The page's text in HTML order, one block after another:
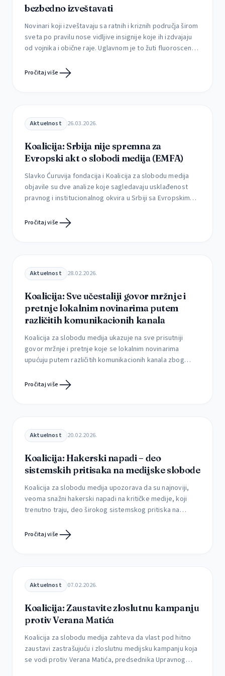
bezbedno izveštavati
Novinari koji izveštavaju sa ratnih i kriznih područja širom
sveta po pravilu nose vidljive insignije koje ih izdvajaju
od vojnika i obične raje. Uglavnom je to žuti fluoroscentni
Meseca. Smišljeno je to da bi se novinari zaštitili, kako ih
Pročitaj više
Aktuelnost 26.03.2026.
Koalicija: Srbija nije spremna za
Evropski akt o slobodi medija (EMFA)
Slavko Ćuruvija fondacija i Koalicija za slobodu medija
objavile su dve analize koje sagledavaju usklađenost
pravnog i institucionalnog okvira u Srbiji sa Evropskim
njegove implementacije u postojećim okolnostima.
Pročitaj više
Aktuelnost 28.02.2026.
Koalicija: Sve učestaliji govor mržnje i
pretnje lokalnim novinarima putem
različitih komunikacionih kanala
Koalicija za slobodu medija ukazuje na sve prisutniji
govor mržnje i pretnje koje se lokalnim novinarima
upućuju putem različitih komunikacionih kanala zbog
Najnoviji primer pretnji upućen redakciji Jugpressa iz
[…]
Pročitaj više
Aktuelnost 20.02.2026.
Koalicija: Hakerski napadi – deo
sistemskih pritisaka na medijske slobode
Koalicija za slobodu medija upozorava da su najnoviji,
veoma snažni hakerski napadi na kritičke medije, koji
trenutno traju, deo širokog sistemskog pritiska na
Radar, Južne vesti, Glas Šumadije, Pressek, Vranje news,
Pročitaj više
Aktuelnost 07.02.2026.
Koalicija: Zaustavite zloslutnu kampanju
protiv Verana Matića
Koalicija za slobodu medija zahteva da vlast pod hitno
zaustavi zastrašujuću i zloslutnu medijsku kampanju koja
se vodi protiv Verana Matića, predsednika Upravnog